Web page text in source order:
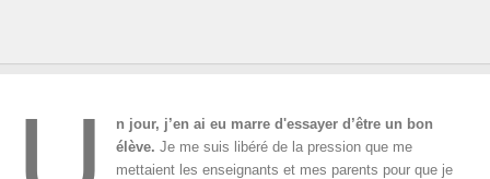
n jour, j’en ai eu marre d'essayer d’être un bon
élève.Je me suis libéré de la pression que me
mettaient les enseignants et mes parents pour que je